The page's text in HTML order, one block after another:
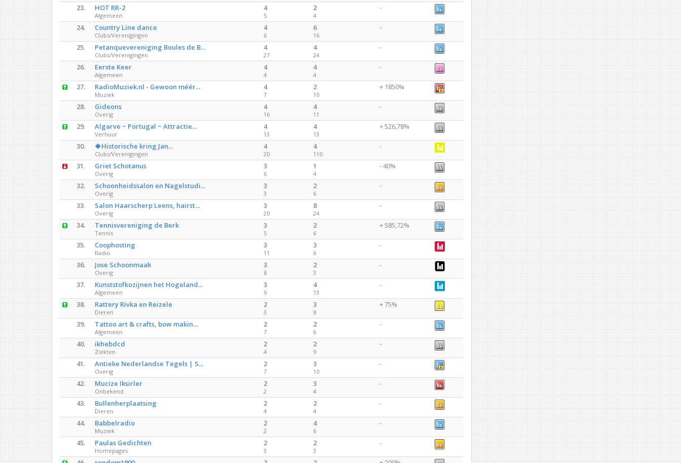
23. HOT RR-2
Algemeen
4
5
2
4
-
24. Country Line dance
Clubs/Verenigingen
4
6
6
16
-
25. Petanquevereniging Boules de B...
Clubs/Verenigingen
4
27
4
24
-
26. Eerste Keer
Algemeen
4
4
4
4
-
27. RadioMuziek.nl - Gewoon méér...
Muziek
4
7
2
10
+ 1850%
28. Gideons
Overig
4
16
4
11
-
29. Algarve ~ Portugal ~ Attractie...
Verhuur
4
13
4
13
+ 526,78%
30. 🍀Historische kring Jan...
Clubs/Verenigingen
4
20
4
110
-
31. Griet Schotanus
Overig
3
6
1
4
- 40%
32. Schoonheidssalon en Nagelstudi...
Overig
3
3
2
6
-
33. Salon Haarscherp Leens, hairst...
Overig
3
20
8
24
-
34. Tennisvereniging de Berk
Tennis
3
5
2
6
+ 585,72%
35. Coophosting
Radio
3
11
3
6
-
36. Jose Schoonmaak
Overig
3
8
2
3
-
37. Kunststofkozijnen het Hogeland...
Algemeen
3
9
4
13
-
38. Rattery Rivka en Reizele
Dieren
2
3
3
8
+ 75%
39. Tattoo art & crafts, bow makin...
Algemeen
2
7
2
6
-
40. ikhebdcd
Ziekten
2
4
2
9
-
41. Antieke Nederlandse Tegels | S...
Overig
2
7
3
10
-
42. Mucize Iksirler
Onbekend
2
2
3
4
-
43. Bullenherplaatsing
Dieren
2
4
2
4
-
44. Babbelradio
Muziek
2
2
4
6
-
45. Paulas Gedichten
Homepages
2
3
2
3
-